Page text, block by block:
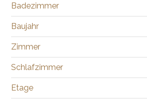
Badezimmer
Baujahr
Zimmer
Schlafzimmer
Etage